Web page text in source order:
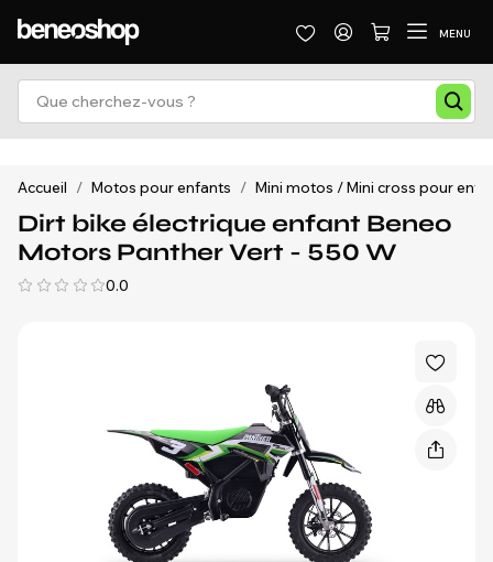
MENU
Accueil / Motos pour enfants / Mini motos / Mini cross pour
Dirt bike électrique enfant Beneo
Motors Panther Vert - 550 W
0.0